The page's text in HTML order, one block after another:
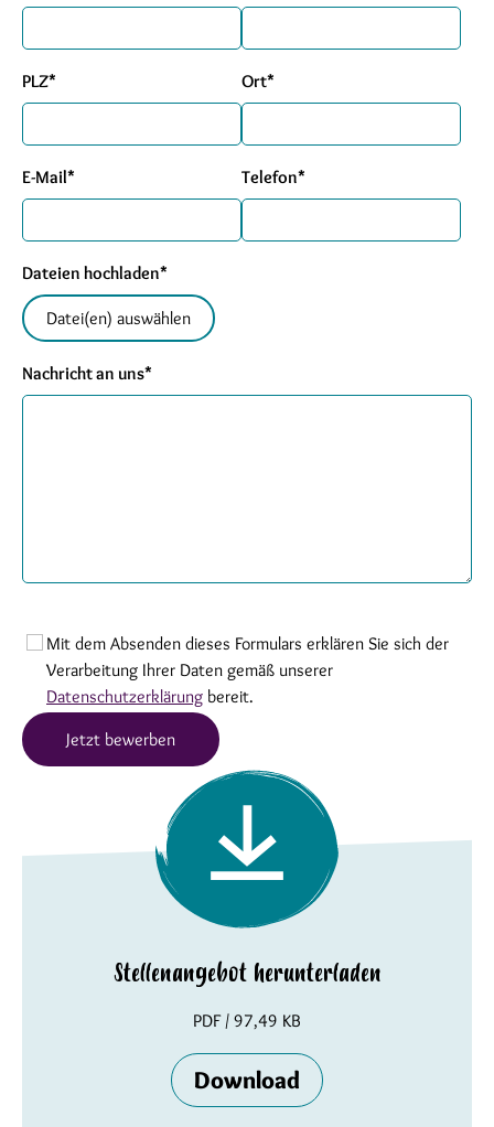
PLZ* Ort*
E-Mail* Telefon*
Dateien hochladen*
Datei(en) auswählen
Nachricht an uns*
Mit dem Absenden dieses Formulars erklären Sie sich der
Verarbeitung Ihrer Daten gemäß unserer
Datenschutzerklärung bereit.
Jetzt bewerben
Stellenangebot herunterladen
PDF / 97,49 KB
Download